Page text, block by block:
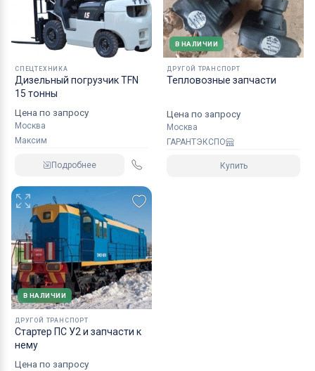
СПЕЦТЕХНИКА
Дизельный погрузчик TFN
15 тонны
Цена по запросу
Москва
Максим
Подробнее
В НАЛИЧИИ
ДРУГОЙ ТРАНСПОРТ
Тепловозные запчасти
Цена по запросу
Москва
ГАРАНТЭКСПО
Купить
В НАЛИЧИИ
ДРУГОЙ ТРАНСПОРТ
Стартер ПС У2 и запчасти к
нему
Цена по запросу